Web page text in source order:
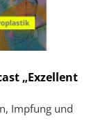
„Exzellent
Impfung und